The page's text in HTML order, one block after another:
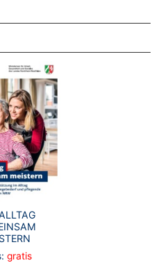
ODER ZULETZT ANGESEHENE
gratis